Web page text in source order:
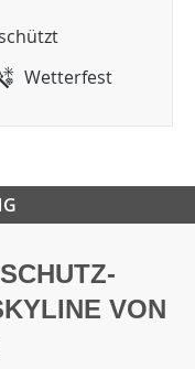
Wetterfest
VON